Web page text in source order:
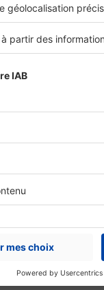
de taux
considération
de taux
des prêts
vous offre un
sur des
de